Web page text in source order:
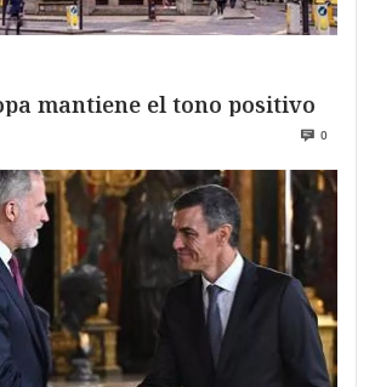
mantiene el tono positivo
0